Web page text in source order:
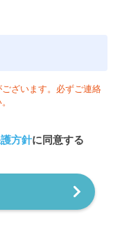
ざいます。必ずご連絡
方針に同意する